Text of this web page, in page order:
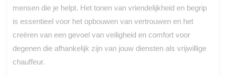
mensen die je helpt. Het tonen van vriendelijkheid en begrip
is essentieel voor het opbouwen van vertrouwen en het
creëren van een gevoel van veiligheid en comfort voor
degenen die afhankelijk zijn van jouw diensten als vrijwillige
chauffeur.